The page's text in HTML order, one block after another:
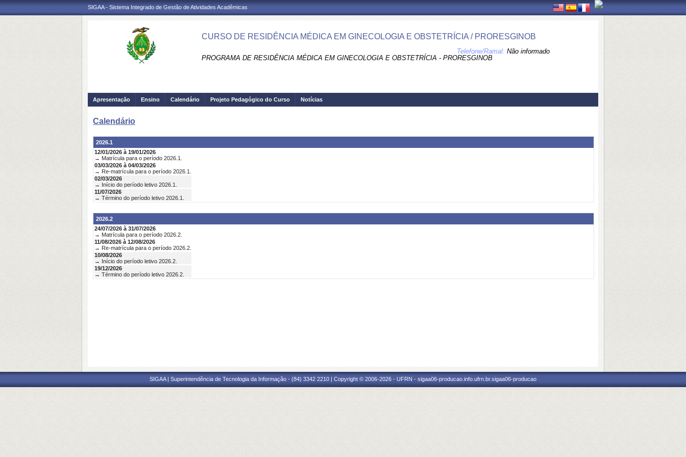
SIGAA - Sistema Integrado de Gestão de Atividades Acadêmicas
CURSO DE RESIDÊNCIA MÉDICA EM GINECOLOGIA E OBSTETRÍCIA / PRORESGINOB
PROGRAMA DE RESIDÊNCIA MÉDICA EM GINECOLOGIA E OBSTETRÍCIA - PRORESGINOB
Telefone/Ramal: Não informado
Apresentação Ensino Calendário Projeto Pedagógico do Curso Notícias
Calendário
2026.1
12/01/2026 à 19/01/2026
→ Matrícula para o período 2026.1.
03/03/2026 à 04/03/2026
→ Re-matrícula para o período 2026.1.
02/03/2026
→ Início do período letivo 2026.1.
11/07/2026
→ Término do período letivo 2026.1.
2026.2
24/07/2026 à 31/07/2026
→ Matrícula para o período 2026.2.
11/08/2026 à 12/08/2026
→ Re-matrícula para o período 2026.2.
10/08/2026
→ Início do período letivo 2026.2.
19/12/2026
→ Término do período letivo 2026.2.
SIGAA | Superintendência de Tecnologia da Informação - (84) 3342 2210 | Copyright © 2006-2026 - UFRN - sigaa06-producao.info.ufrn.br.sigaa06-producao